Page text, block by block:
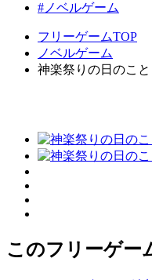
#ノベルゲーム
フリーゲームTOP
ノベルゲーム
神楽祭りの日のこ
このフリーゲー